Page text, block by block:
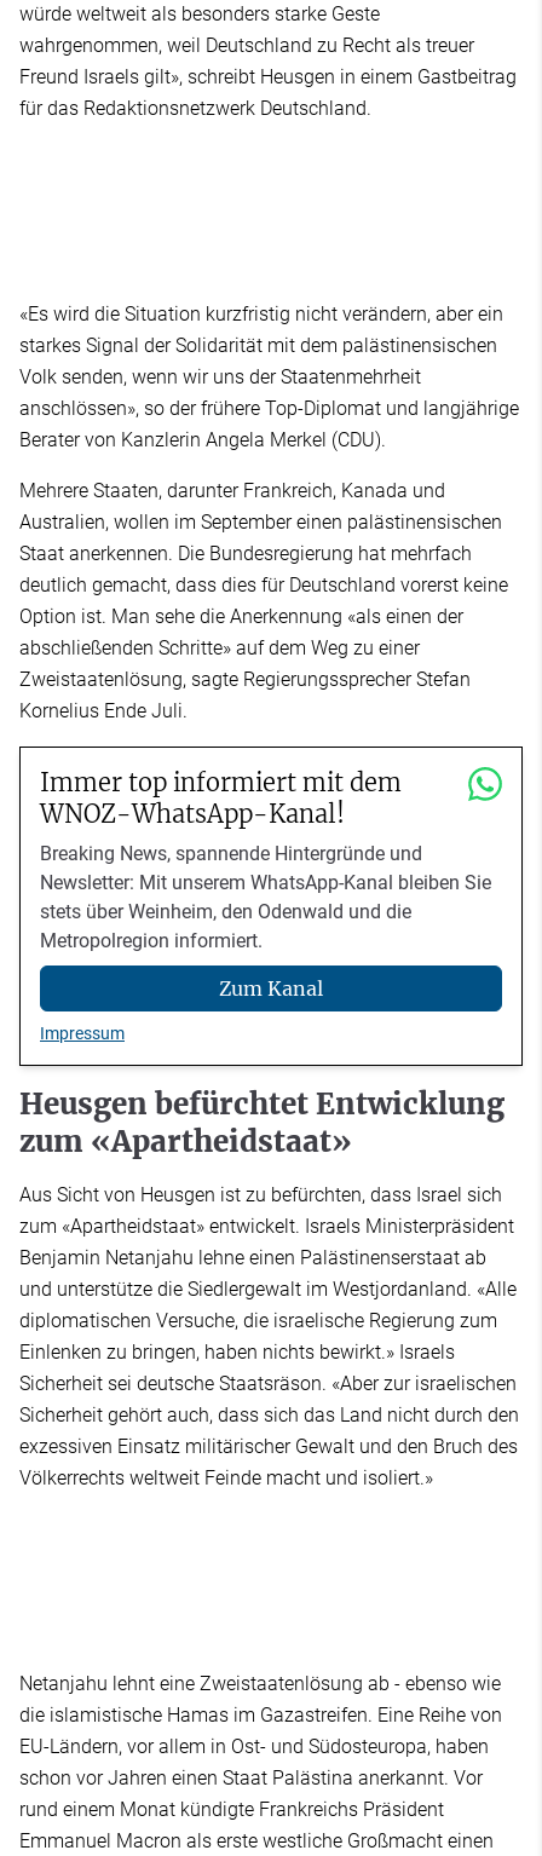
würde weltweit als besonders starke Geste
wahrgenommen, weil Deutschland zu Recht als treuer
Freund Israels gilt», schreibt Heusgen in einem Gastbeitrag
für das Redaktionsnetzwerk Deutschland.
«Es wird die Situation kurzfristig nicht verändern, aber ein
starkes Signal der Solidarität mit dem palästinensischen
Volk senden, wenn wir uns der Staatenmehrheit
anschlössen», so der frühere Top-Diplomat und langjährige
Berater von Kanzlerin Angela Merkel (CDU).
Mehrere Staaten, darunter Frankreich, Kanada und
Australien, wollen im September einen palästinensischen
Staat anerkennen. Die Bundesregierung hat mehrfach
deutlich gemacht, dass dies für Deutschland vorerst keine
Option ist. Man sehe die Anerkennung «als einen der
abschließenden Schritte» auf dem Weg zu einer
Zweistaatenlösung, sagte Regierungssprecher Stefan
Kornelius Ende Juli.
Immer top informiert mit dem
WNOZ-WhatsApp-Kanal!
Breaking News, spannende Hintergründe und
Newsletter: Mit unserem WhatsApp-Kanal bleiben Sie
stets über Weinheim, den Odenwald und die
Metropolregion informiert.
Zum Kanal
Impressum
Heusgen befürchtet Entwicklung
zum «Apartheidstaat»
Aus Sicht von Heusgen ist zu befürchten, dass Israel sich
zum «Apartheidstaat» entwickelt. Israels Ministerpräsident
Benjamin Netanjahu lehne einen Palästinenserstaat ab
und unterstütze die Siedlergewalt im Westjordanland. «Alle
diplomatischen Versuche, die israelische Regierung zum
Einlenken zu bringen, haben nichts bewirkt.» Israels
Sicherheit sei deutsche Staatsräson. «Aber zur israelischen
Sicherheit gehört auch, dass sich das Land nicht durch den
exzessiven Einsatz militärischer Gewalt und den Bruch des
Völkerrechts weltweit Feinde macht und isoliert.»
Netanjahu lehnt eine Zweistaatenlösung ab - ebenso wie
die islamistische Hamas im Gazastreifen. Eine Reihe von
EU-Ländern, vor allem in Ost- und Südosteuropa, haben
schon vor Jahren einen Staat Palästina anerkannt. Vor
rund einem Monat kündigte Frankreichs Präsident
Emmanuel Macron als erste westliche Großmacht einen